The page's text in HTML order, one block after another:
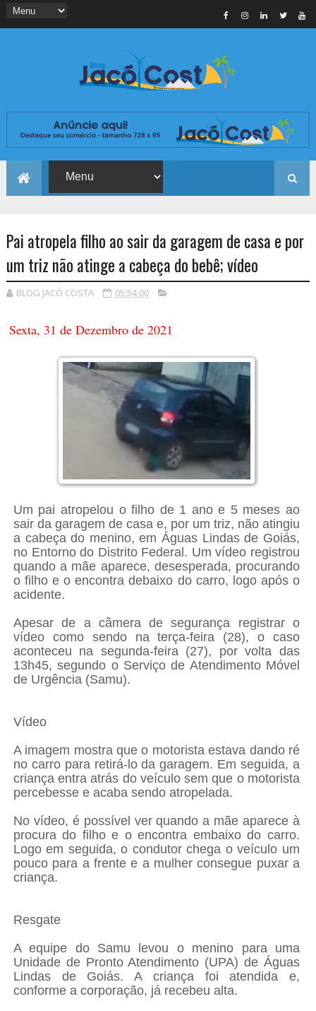
Pai atropela filho ao sair da garagem de casa e por
um triz não atinge a cabeça do bebê; vídeo
BLOG JACÓ COSTA 05:54:00
Sexta, 31 de Dezembro de 2021
Um pai atropelou o filho de 1 ano e 5 meses ao
sair da garagem de casa e, por um triz, não atingiu
a cabeça do menino, em Águas Lindas de Goiás,
no Entorno do Distrito Federal. Um vídeo registrou
quando a mãe aparece, desesperada, procurando
o filho e o encontra debaixo do carro, logo após o
acidente.
Apesar de a câmera de segurança registrar o
vídeo como sendo na terça-feira (28), o caso
aconteceu na segunda-feira (27), por volta das
13h45, segundo o Serviço de Atendimento Móvel
de Urgência (Samu).
Vídeo
A imagem mostra que o motorista estava dando ré
no carro para retirá-lo da garagem. Em seguida, a
criança entra atrás do veículo sem que o motorista
percebesse e acaba sendo atropelada.
No vídeo, é possível ver quando a mãe aparece à
procura do filho e o encontra embaixo do carro.
Logo em seguida, o condutor chega o veículo um
pouco para a frente e a mulher consegue puxar a
criança.
Resgate
A equipe do Samu levou o menino para uma
Unidade de Pronto Atendimento (UPA) de Águas
Lindas de Goiás. A criança foi atendida e,
conforme a corporação, já recebeu alta.